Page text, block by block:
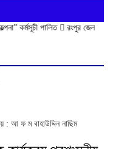
রংপুর জেলা বিএনপি’র সদস্য
: আ ফ ম বাহাউদ্দিন নাছিম